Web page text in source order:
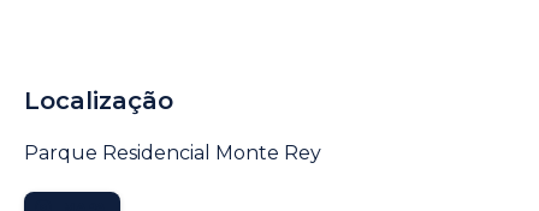
Localização
Parque Residencial Monte Rey